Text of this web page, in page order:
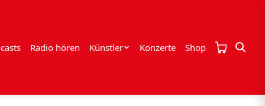
Radio hören Künstler Konzerte Shop